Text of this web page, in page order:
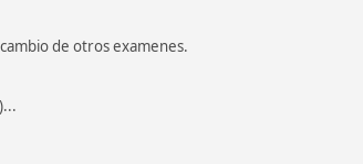
de otros examenes.